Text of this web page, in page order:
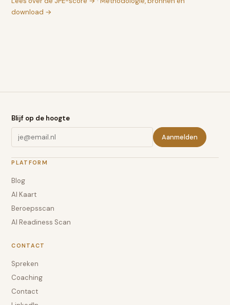
download →
Blijf op de hoogte
Aanmelden
PLATFORM
Blog
AI Kaart
Beroepsscan
AI Readiness Scan
CONTACT
Spreken
Coaching
Contact